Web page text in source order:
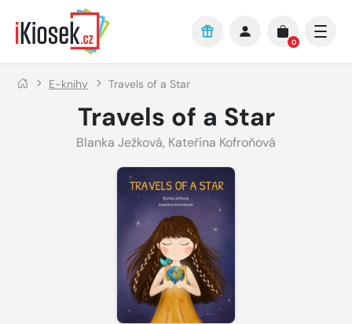
Přejít na hlavní obsah
0
E-knihy Travels of a Star
Travels of a Star
Blanka Ježková, Kateřina Kofroňová